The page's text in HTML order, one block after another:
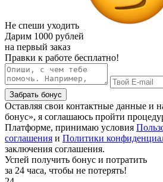
Не спеши уходить
Дарим 1000 рублей
на первый заказ
Правки к работе бесплатно!
Забрать бонус
Оставляя свои контактные данные и
бонус», я соглашаюсь пройти
Платформе, принимаю условия
соглашения и Политики
заключения соглашения.
Успей получить бонус и потратить
за 24 часа, чтобы не потерять!